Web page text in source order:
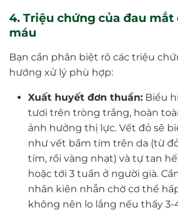
4. Triệu chứng của đau mắt
máu
Bạn cần phân biệt rõ các triệu
hướng xử lý phù hợp:
Xuất huyết đơn thuần:Biểu
tươi trên tròng trắng, hoàn
ảnh hưởng thị lực. Vết đỏ sẽ
như vết bầm tím trên da (từ
tím, rồi vàng nhạt) và tự tan
hoặc tới 3 tuần ở người già.
nhân kiên nhẫn chờ cơ thể
không nên lo lắng nếu thấy